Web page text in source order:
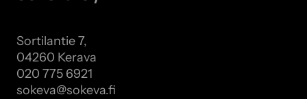
Sortilantie 7,
04260 Kerava
020 775 6921
sokeva@sokeva.fi